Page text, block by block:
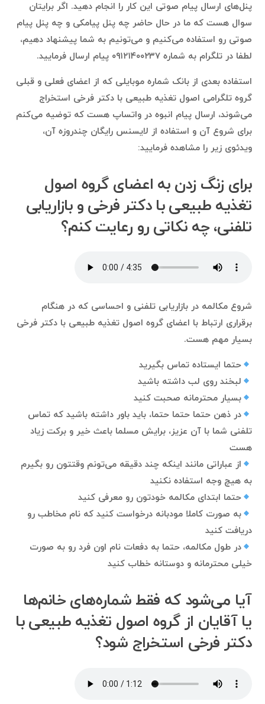
پنل‌های ارسال پیام صوتی این کار را انجام دهید. اگر برایتان
سوال هست که ما در حال حاضر چه پنل پیامکی و چه پنل پیام
صوتی رو استفاده می‌کنیم و می‌تونیم به شما پیشنهاد دهیم،
لطفا در تلگرام به شماره ۰۹۱۲۱۴۰۰۲۳۷ پیام ارسال فرمایید.
استفاده بعدی از بانک شماره موبایلی که از اعضای فعلی و قبلی
گروه تلگرامی اصول تغذیه طبیعی با دکتر فرخی استخراج
می‌شوند، ارسال پیام انبوه در واتساپ هست که توضیه می‌کنم
برای شروع آن و استفاده از لایسنس رایگان چندروزه آن،
ویدئوی زیر را مشاهده فرمایید:
برای زنگ زدن به اعضای گروه اصول
تغذیه طبیعی با دکتر فرخی و بازاریابی
تلفنی، چه نکاتی رو رعایت کنم؟
شروع مکالمه در بازاریابی تلفنی و احساسی که در هنگام
برقراری ارتباط با اعضای گروه اصول تغذیه طبیعی با دکتر فرخی
بسیار مهم هست.
حتما ایستاده تماس بگیرید
لبخند روی لب داشته باشید
بسیار محترمانه صحبت کنید
در ذهن حتما حتما حتما، باید باور داشته باشید که تماس
تلفنی شما با آن عزیز، برایش مسلما باعث خیر و برکت زیاد
هست
از عباراتی مانند اینکه چند دقیقه می‌تونم وقتتون رو بگیرم
به هیچ وجه استفاده نکنید
حتما ابتدای مکالمه خودتون رو معرفی کنید
به صورت کاملا مودبانه درخواست کنید که نام مخاطب رو
دریافت کنید
در طول مکالمه، حتما به دفعات نام اون فرد رو به صورت
خیلی محترمانه و دوستانه خطاب کنید
آیا می‌شود که فقط شماره‌های خانم‌ها
یا آقایان از گروه اصول تغذیه طبیعی با
دکتر فرخی استخراج شود؟